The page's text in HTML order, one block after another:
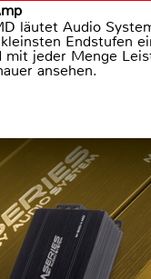
läutet Audio
Endstufen
mit jeder Menge
ansehen.